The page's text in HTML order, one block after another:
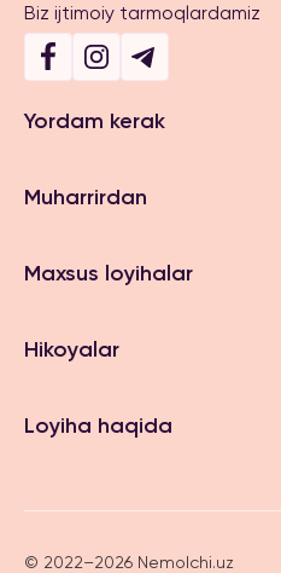
Biz ijtimoiy tarmoqlardamiz
Yordam kerak
Muharrirdan
Maxsus loyihalar
Hikoyalar
Loyiha haqida
© 2022–2026 Nemolchi.uz